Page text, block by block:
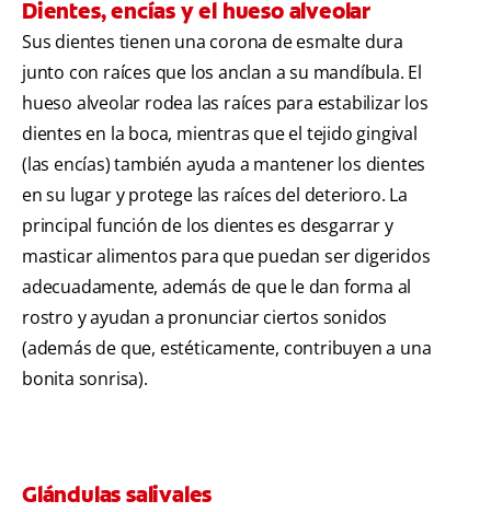
Dientes, encías y el hueso alveolar
Sus dientes tienen una corona de esmalte dura
junto con raíces que los anclan a su mandíbula. El
hueso alveolar rodea las raíces para estabilizar los
dientes en la boca, mientras que el tejido gingival
(las encías) también ayuda a mantener los dientes
en su lugar y protege las raíces del deterioro. La
principal función de los dientes es desgarrar y
masticar alimentos para que puedan ser digeridos
adecuadamente, además de que le dan forma al
rostro y ayudan a pronunciar ciertos sonidos
(además de que, estéticamente, contribuyen a una
bonita sonrisa).
Glándulas salivales